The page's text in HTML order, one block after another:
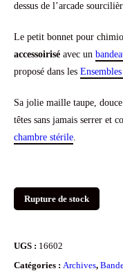
dessus de l’arcade
Le petit bonnet pour
accessoirisé avec un
proposé dans les
Sa jolie maille taupe,
têtes sans jamais serrer et
chambre stérile.
Rupture de stock
UGS : 16602
Catégories : Archives,